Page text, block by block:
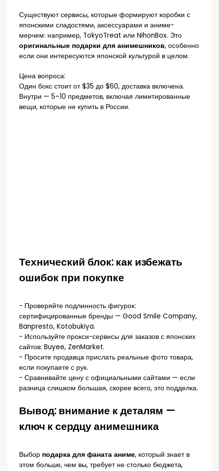
Существуют сервисы, которые формируют коробки с
японскими сладостями, аксессуарами и аниме-
мерчем: например, TokyoTreat или NihonBox. Это
оригинальные подарки для анимешников, особенно
если они интересуются японской культурой в целом.
Цена вопроса:
Один бокс стоит от $35 до $60, доставка включена.
Внутри — 5–10 предметов, включая лимитированные
вещи, которые не купить в России.
Технический блок: как избежать
ошибок при покупке
- Проверяйте подлинность фигурок:
сертифицированные бренды — Good Smile Company,
Banpresto, Kotobukiya.
- Используйте прокси-сервисы для заказов с японских
сайтов: Buyee, ZenMarket.
- Просите продавца прислать реальные фото товара,
если покупаете с рук.
- Сравнивайте цену с официальными сайтами — если
разница слишком большая, скорее всего, это подделка.
Вывод: внимание к деталям —
ключ к сердцу анимешника
Выбор подарка для фаната аниме, который знает в
этом больше, чем вы, требует не столько бюджета,